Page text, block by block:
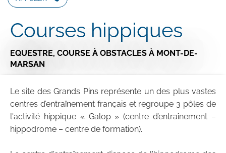
Courses hippiques
EQUESTRE, COURSE À OBSTACLES À MONT-DE-
MARSAN
Le site des Grands Pins représente un des plus vastes
centres d’entraînement français et regroupe 3 pôles de
l'activité hippique « Galop » (centre d’entraînement –
hippodrome – centre de formation).